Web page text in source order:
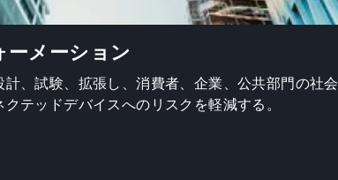
ーメーション
、試験、拡張し、消費者、企業、公共部門の社会
テッドデバイスへのリスクを軽減する。